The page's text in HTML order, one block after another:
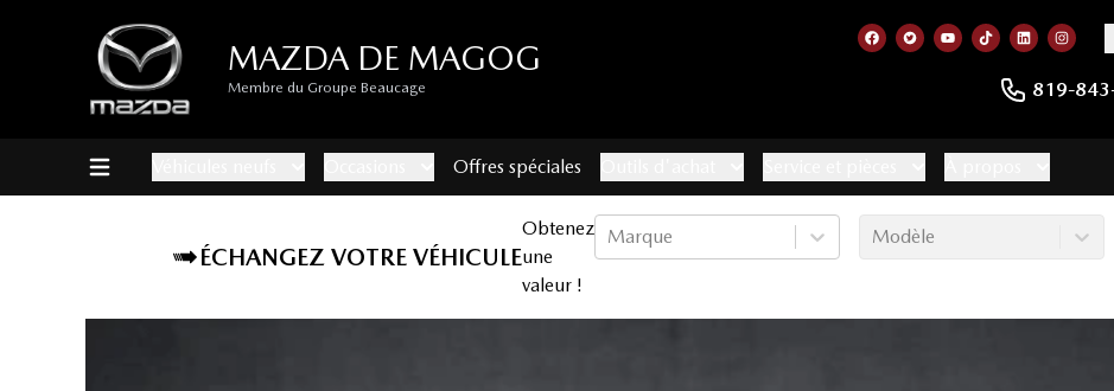
MAZDA DE MAGOG
Membre du Groupe Beaucage 819-
Lien vers notre page
Lien vers notre compte
Lien vers notre
Lien vers notre
Lien vers
Lien
Offres spéciales
ÉCHANGEZ VOTRE VÉHICULE
Obtenez
une
valeur !
Marque Modèle